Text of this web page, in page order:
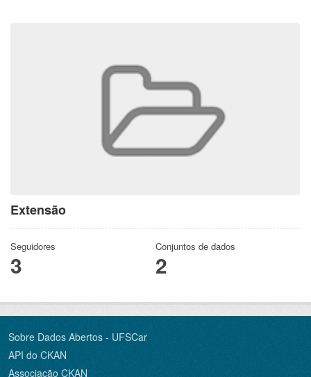
Extensão
Seguidores
3
Conjuntos de dados
2
Sobre Dados Abertos - UFSCar
API do CKAN
Associação CKAN